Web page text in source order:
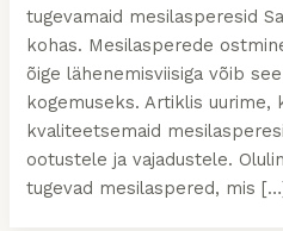
tugevamaid mesilasperesid
kohas. Mesilasperede
õige lähenemisviisiga võib
kogemuseks. Artiklis uurime,
kvaliteetsemaid
ootustele ja vajadustele.
tugevad mesilaspered, mis